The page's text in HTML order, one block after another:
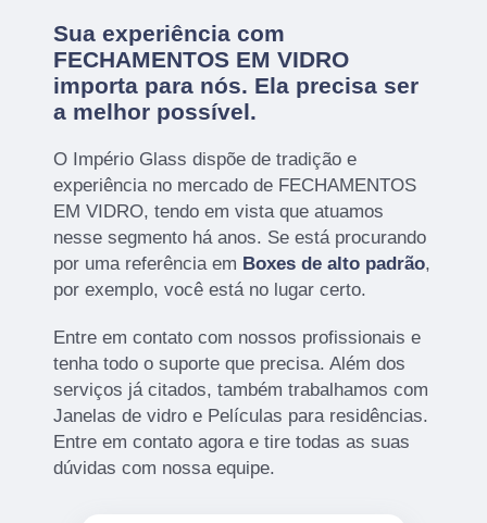
Sua experiência com
FECHAMENTOS EM VIDRO
importa para nós. Ela precisa ser
a melhor possível.
O Império Glass dispõe de tradição e
experiência no mercado de FECHAMENTOS
EM VIDRO, tendo em vista que atuamos
nesse segmento há anos. Se está procurando
por uma referência em Boxes de alto padrão,
por exemplo, você está no lugar certo.
Entre em contato com nossos profissionais e
tenha todo o suporte que precisa. Além dos
serviços já citados, também trabalhamos com
Janelas de vidro e Películas para residências.
Entre em contato agora e tire todas as suas
dúvidas com nossa equipe.